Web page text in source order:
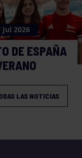
Jul 2026
DE ESPAÑA
LAS NOTICIAS